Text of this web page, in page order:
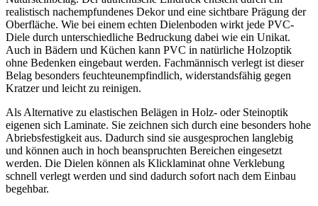
realistisch nachempfundenes Dekor und eine sichtbare Prägung der
Oberfläche. Wie bei einem echten Dielenboden wirkt jede PVC-
Diele durch unterschiedliche Bedruckung dabei wie ein Unikat.
Auch in Bädern und Küchen kann PVC in natürliche Holzoptik
ohne Bedenken eingebaut werden. Fachmännisch verlegt ist dieser
Belag besonders feuchteunempfindlich, widerstandsfähig gegen
Kratzer und leicht zu reinigen.
Als Alternative zu elastischen Belägen in Holz- oder Steinoptik
eigenen sich Laminate. Sie zeichnen sich durch eine besonders hohe
Abriebsfestigkeit aus. Dadurch sind sie ausgesprochen langlebig
und können auch in hoch beanspruchten Bereichen eingesetzt
werden. Die Dielen können als Klicklaminat ohne Verklebung
schnell verlegt werden und sind dadurch sofort nach dem Einbau
begehbar.